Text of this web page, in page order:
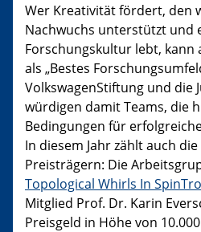
Wer Kreativität fördert, den
Nachwuchs unterstützt und
Forschungskultur lebt, kann
als „Bestes
VolkswagenStiftung und die
würdigen damit Teams, die
Bedingungen für
In diesem Jahr zählt auch die
Preisträgern: Die
Topological Whirls In
Mitglied Prof. Dr. Karin
Preisgeld in Höhe von